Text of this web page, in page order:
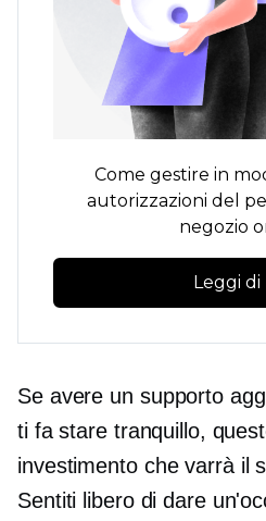
Come gestire in
autorizzazioni del
negozio
Leggi di
Se avere un supporto
ti fa stare tranquillo,
investimento che varrà il
Sentiti libero di dare